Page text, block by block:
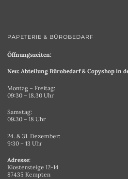
PAPETERIE & BÜROBEDARF
Öffnungszeiten:
Neu: Abteilung Bürobedarf & Copyshop in
Montag – Freitag:
09:30 – 18.30 Uhr
Samstag:
09:30 – 18 Uhr
24. & 31. Dezember:
9:30 – 13 Uhr
Adresse:
Klostersteige 12-14
87435 Kempten